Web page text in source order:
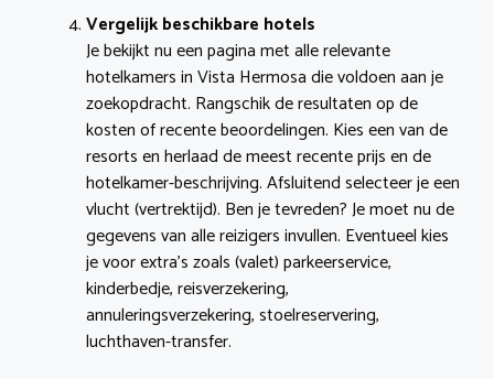
Vergelijk beschikbare hotels
Je bekijkt nu een pagina met alle relevante
hotelkamers in Vista Hermosa die voldoen aan je
zoekopdracht. Rangschik de resultaten op de
kosten of recente beoordelingen. Kies een van de
resorts en herlaad de meest recente prijs en de
hotelkamer-beschrijving. Afsluitend selecteer je een
vlucht (vertrektijd). Ben je tevreden? Je moet nu de
gegevens van alle reizigers invullen. Eventueel kies
je voor extra’s zoals (valet) parkeerservice,
kinderbedje, reisverzekering,
annuleringsverzekering, stoelreservering,
luchthaven-transfer.